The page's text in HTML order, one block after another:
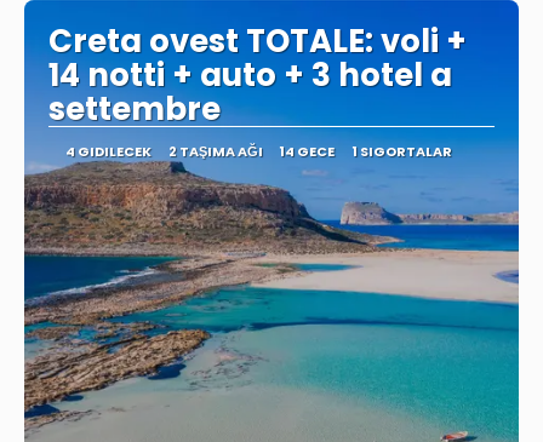
Creta ovest TOTALE: voli +
14 notti + auto + 3 hotel a
settembre
4 GIDILECEK 2 TAŞIMA AĞI 14 GECE 1 SIGORTALAR